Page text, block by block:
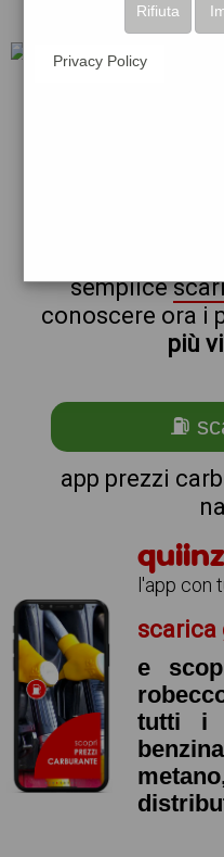
semplice
conoscere ora i
più
⛽
app prezzi
l'app con
scarica
e
tutti i
Rifiuta
Privacy Policy